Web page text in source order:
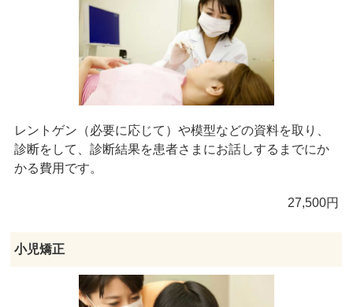
レントゲン（必要に応じて）や模型などの資料を取り、
診断をして、診断結果を患者さまにお話しするまでにか
かる費用です。
27,500円
小児矯正